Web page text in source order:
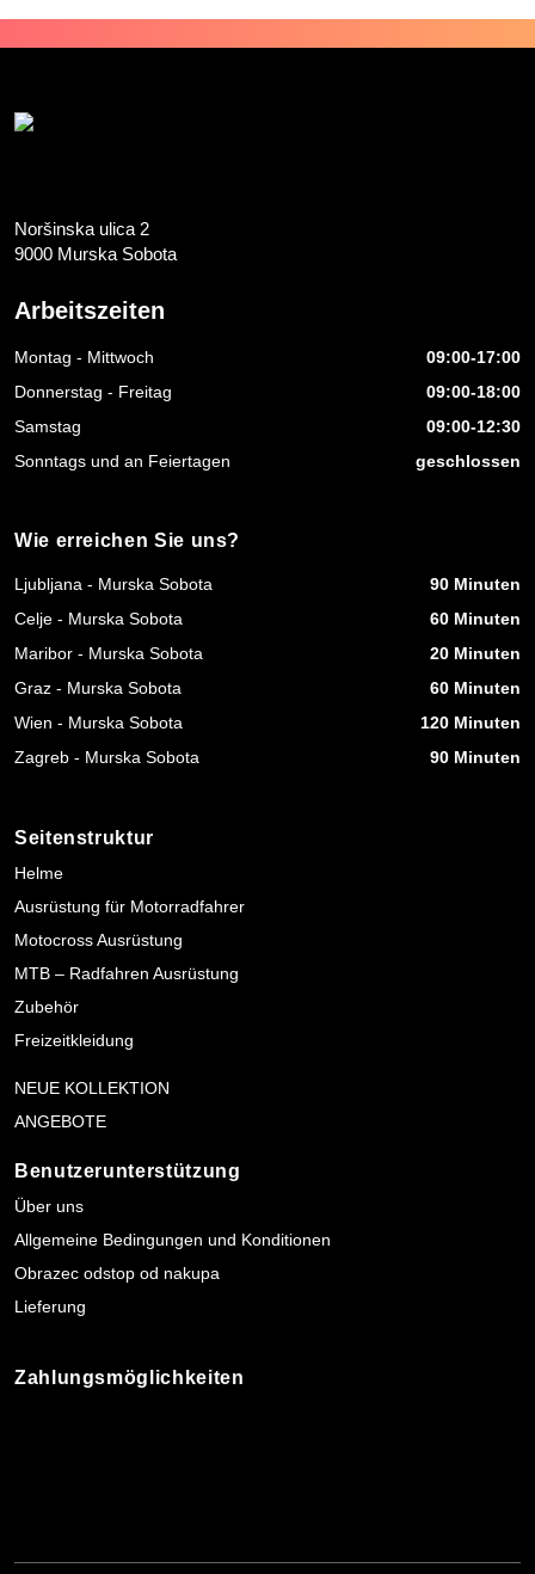
Noršinska ulica 2
9000 Murska Sobota
Arbeitszeiten
Montag - Mittwoch
09:00-17:00
Donnerstag - Freitag
09:00-18:00
Samstag
09:00-12:30
Sonntags und an Feiertagen
geschlossen
Wie erreichen Sie uns?
Ljubljana - Murska Sobota
90 Minuten
Celje - Murska Sobota
60 Minuten
Maribor - Murska Sobota
20 Minuten
Graz - Murska Sobota
60 Minuten
Wien - Murska Sobota
120 Minuten
Zagreb - Murska Sobota
90 Minuten
Seitenstruktur
Helme
Ausrüstung für Motorradfahrer
Motocross Ausrüstung
MTB – Radfahren Ausrüstung
Zubehör
Freizeitkleidung
NEUE KOLLEKTION
ANGEBOTE
Benutzerunterstützung
Über uns
Allgemeine Bedingungen und Konditionen
Obrazec odstop od nakupa
Lieferung
Zahlungsmöglichkeiten